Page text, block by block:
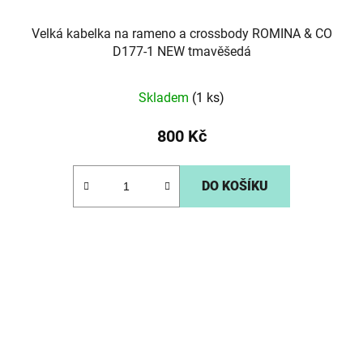
Velká kabelka na rameno a crossbody ROMINA & CO
D177-1 NEW tmavěšedá
Skladem (1 ks)
800 Kč
DO KOŠÍKU